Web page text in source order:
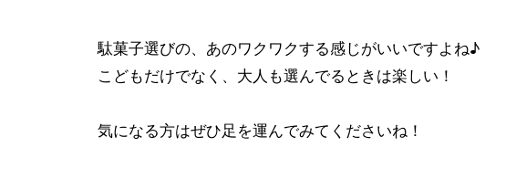
駄菓子選びの、あのワクワクする感じがいいですよね♪
こどもだけでなく、大人も選んでるときは楽しい！
気になる方はぜひ足を運んでみてくださいね！